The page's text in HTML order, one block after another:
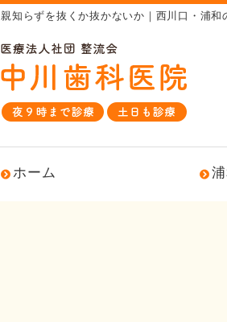
親知らずを抜くか抜かないか｜西川口・浦和
ホーム